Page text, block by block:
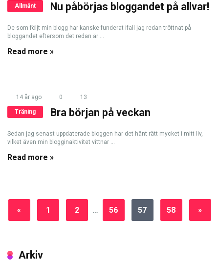
Allmänt Nu påbörjas bloggandet på allvar!
De som följt min blogg har kanske funderat ifall jag redan tröttnat på
bloggandet eftersom det redan är ...
Read more »
14 år ago 0 13
Träning Bra början på veckan
Sedan jag senast uppdaterade bloggen har det hänt rätt mycket i mitt liv,
vilket även min blogginaktivitet vittnar ...
Read more »
« 1 2 … 56 57 58 »
Arkiv